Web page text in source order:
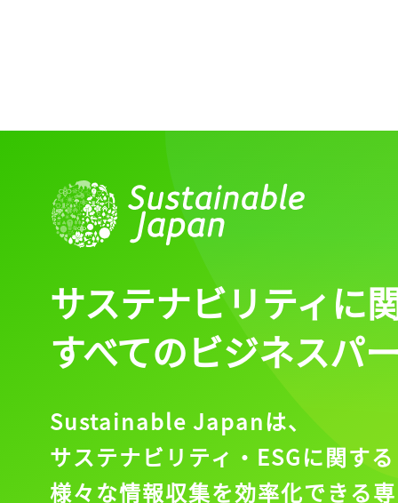
サステナビリティに
すべてのビジネスパ
Sustainable Japanは、
サステナビリティ・ESGに関する
様々な情報収集を効率化できる